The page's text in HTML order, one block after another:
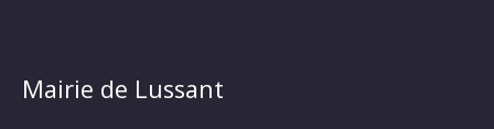
Mairie de Lussant